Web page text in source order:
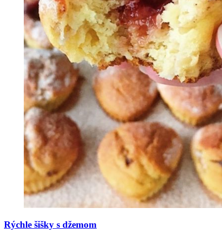
Rýchle šišky s džemom